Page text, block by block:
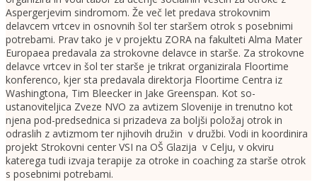
Aspergerjevim sindromom. Že več let predava strokovnim
delavcem vrtcev in osnovnih šol ter staršem otrok s posebnimi
potrebami. Prav tako je v projektu ZORA na fakulteti Alma Mater
Europaea predavala za strokovne delavce in starše. Za strokovne
delavce vrtcev in šol ter starše je trikrat organizirala Floortime
konferenco, kjer sta predavala direktorja Floortime Centra iz
Washingtona, Tim Bleecker in Jake Greenspan. Kot so-
ustanoviteljica Zveze NVO za avtizem Slovenije in trenutno kot
njena pod-predsednica si prizadeva za boljši položaj otrok in
odraslih z avtizmom ter njihovih družin v družbi. Vodi in koordinira
projekt Strokovni center VSI na OŠ Glazija v Celju, v okviru
katerega tudi izvaja terapije za otroke in coaching za starše otrok
s posebnimi potrebami.